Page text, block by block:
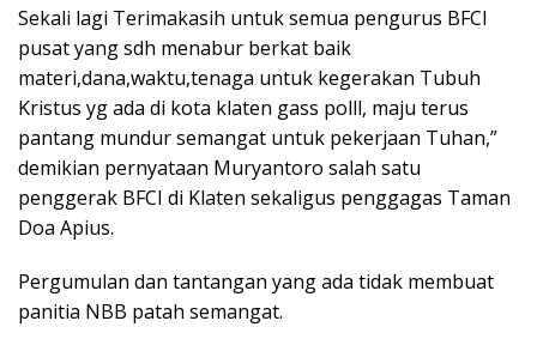
Sekali lagi Terimakasih untuk semua pengurus BFCI
pusat yang sdh menabur berkat baik
materi,dana,waktu,tenaga untuk kegerakan Tubuh
Kristus yg ada di kota klaten gass polll, maju terus
pantang mundur semangat untuk pekerjaan Tuhan,”
demikian pernyataan Muryantoro salah satu
penggerak BFCI di Klaten sekaligus penggagas Taman
Doa Apius.
Pergumulan dan tantangan yang ada tidak membuat
panitia NBB patah semangat.